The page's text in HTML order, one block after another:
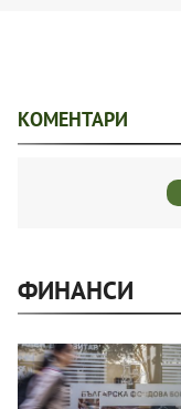
КОМЕНТАРИ
ФИНАНСИ